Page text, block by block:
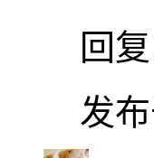
回复
发